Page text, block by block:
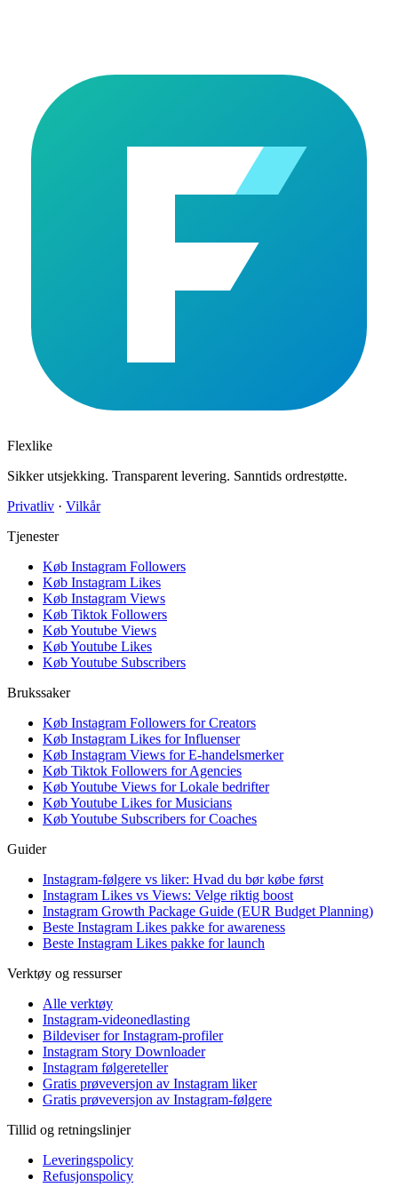
Flexlike
Sikker utsjekking. Transparent levering. Sanntids ordrestøtte.
Privatliv · Vilkår
Tjenester
Køb Instagram Followers
Køb Instagram Likes
Køb Instagram Views
Køb Tiktok Followers
Køb Youtube Views
Køb Youtube Likes
Køb Youtube Subscribers
Brukssaker
Køb Instagram Followers for Creators
Køb Instagram Likes for Influenser
Køb Instagram Views for E-handelsmerker
Køb Tiktok Followers for Agencies
Køb Youtube Views for Lokale bedrifter
Køb Youtube Likes for Musicians
Køb Youtube Subscribers for Coaches
Guider
Instagram-følgere vs liker: Hvad du bør købe først
Instagram Likes vs Views: Velge riktig boost
Instagram Growth Package Guide (EUR Budget Planning)
Beste Instagram Likes pakke for awareness
Beste Instagram Likes pakke for launch
Verktøy og ressurser
Alle verktøy
Instagram-videonedlasting
Bildeviser for Instagram-profiler
Instagram Story Downloader
Instagram følgereteller
Gratis prøveversjon av Instagram liker
Gratis prøveversjon av Instagram-følgere
Tillid og retningslinjer
Leveringspolicy
Refusjonspolicy